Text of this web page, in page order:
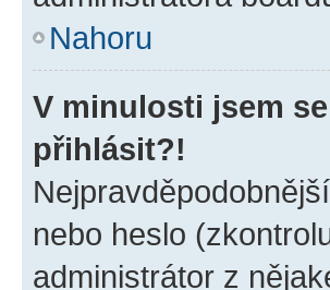
Nahoru
V minulosti jsem
přihlásit?!
nebo heslo
administrátor z